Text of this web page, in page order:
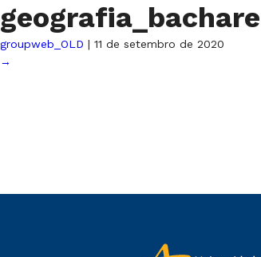
groupweb_OLD | 11 de setembro de 2020
→